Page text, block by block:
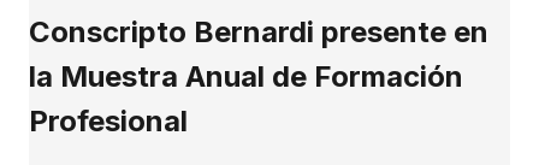
Conscripto Bernardi presente en
la Muestra Anual de Formación
Profesional